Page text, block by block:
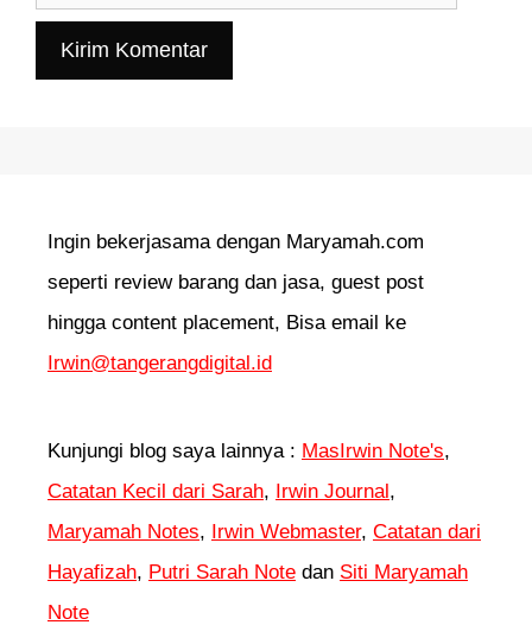
web
Ingin bekerjasama dengan Maryamah.com
seperti review barang dan jasa, guest post
hingga content placement, Bisa email ke
Irwin@tangerangdigital.id
Kunjungi blog saya lainnya : MasIrwin Note's,
Catatan Kecil dari Sarah, Irwin Journal,
Maryamah Notes, Irwin Webmaster, Catatan dari
Hayafizah, Putri Sarah Note dan Siti Maryamah
Note